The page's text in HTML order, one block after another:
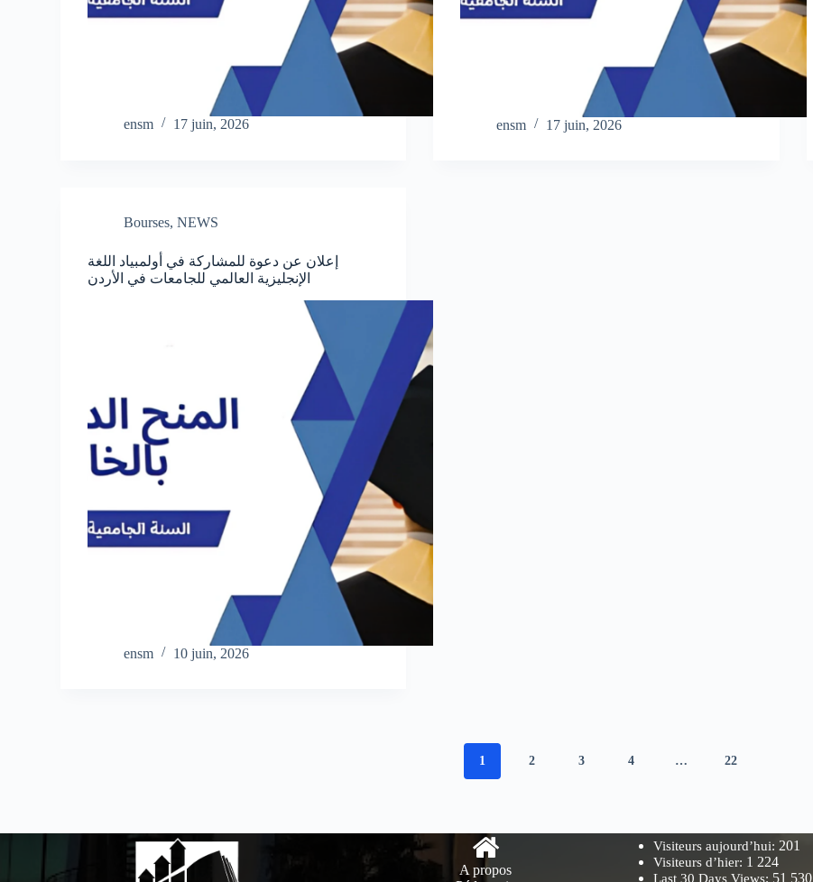
ensm 17 juin, 2026 ensm 17 juin, 2026
Bourses,NEWS
إعلان عن دعوة للمشاركة في أولمبياد اللغة
الإنجليزية العالمي للجامعات في الأردن
ensm 10 juin, 2026
1 2 3 4 … 22
A propos
Visiteurs aujourd’hui: 201
Visiteurs d’hier: 1 224
Last 30 Days Views: 51 530